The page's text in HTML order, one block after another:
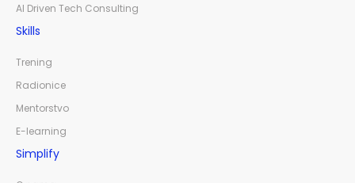
AI Driven Tech Consulting
Skills
Trening
Radionice
Mentorstvo
E-learning
Simplify